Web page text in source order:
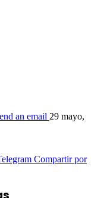
an email 29 mayo,
Compartir por